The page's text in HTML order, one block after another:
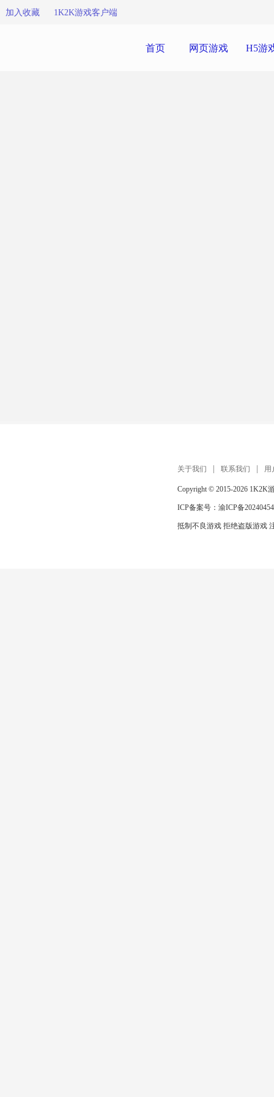
加入收藏 1K2K游戏客户端
首页 网页游戏 H5游
关于我们 联系我们 用
Copyright © 2015-2026 1K2K
ICP备案号： 渝ICP备
抵制不良游戏 拒绝盗版游戏